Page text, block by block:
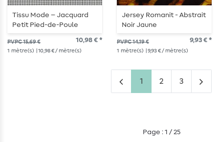
Tissu Mode – Jacquard
Petit Pied-de-Poule
Blanc Noir
PVPC 15,69 € 10,98 € *
1 mètre(s) | 10,98 € / mètre(s)
Jersey Romanit - Abstrait
Noir Jaune
PVPC 14,19 € 9,93 € *
1 mètre(s) | 9,93 € / mètre(s)
1 2 3
Page : 1 / 25